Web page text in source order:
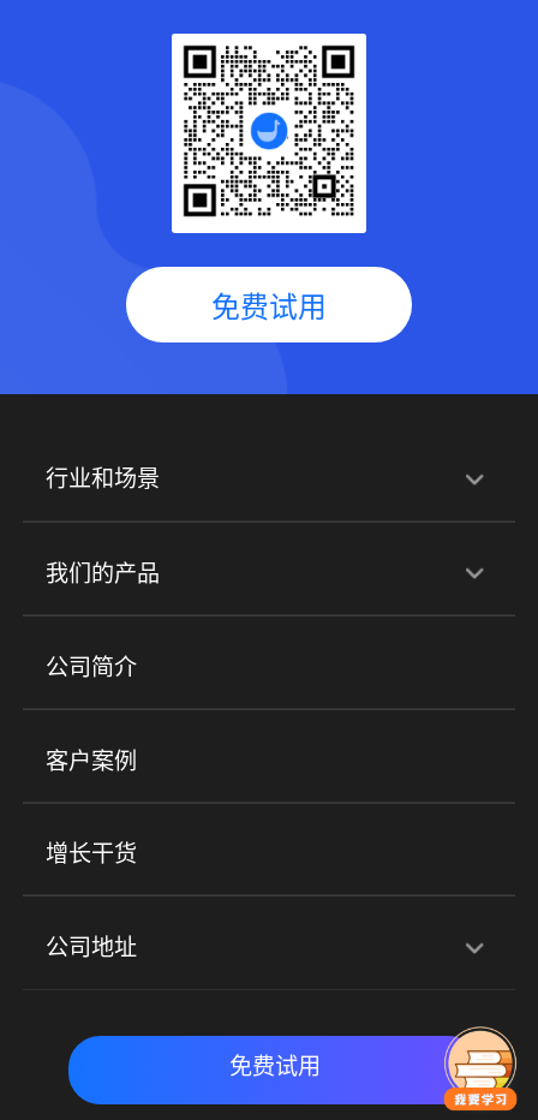
免费试用
行业和场景
行业解决方案
培训机构 职业技能培训 兴趣培训
金融行业
心理机构
实时私域带货 数字化运营
我们的产品
产品
小程序商城 ERP 企微SCRM
社群圈子
公司简介
客户案例
增长干货
公司地址
北京地址：北京市朝阳区朝外大街乙6号23层
免费试用